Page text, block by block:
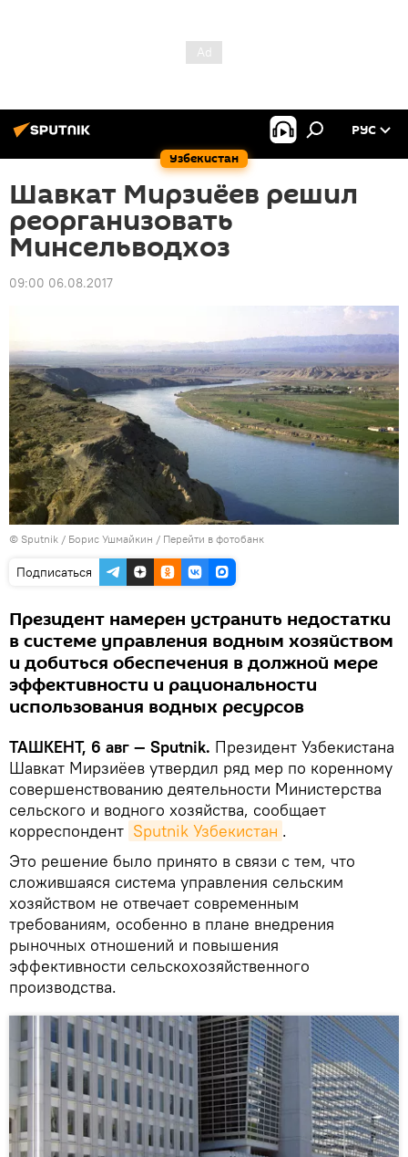
Узбекистан
РУС
Шавкат Мирзиёев решил
реорганизовать
Минсельводхоз
09:00 06.08.2017
© Sputnik / Борис Ушмайкин / Перейти в фотобанк
Подписаться
Президент намерен устранить недостатки
в системе управления водным хозяйством
и добиться обеспечения в должной мере
эффективности и рациональности
использования водных ресурсов
ТАШКЕНТ, 6 авг — Sputnik. Президент Узбекистана
Шавкат Мирзиёев утвердил ряд мер по коренному
совершенствованию деятельности Министерства
сельского и водного хозяйства, сообщает
корреспондент Sputnik Узбекистан .
Это решение было принято в связи с тем, что
сложившаяся система управления сельским
хозяйством не отвечает современным
требованиям, особенно в плане внедрения
рыночных отношений и повышения
эффективности сельскохозяйственного
производства.